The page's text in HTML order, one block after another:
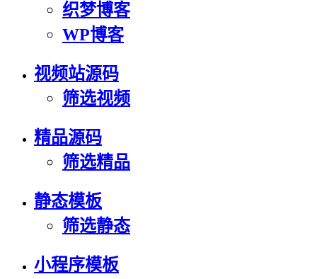
织梦博客
WP博客
视频站源码
筛选视频
精品源码
筛选精品
静态模板
筛选静态
小程序模板